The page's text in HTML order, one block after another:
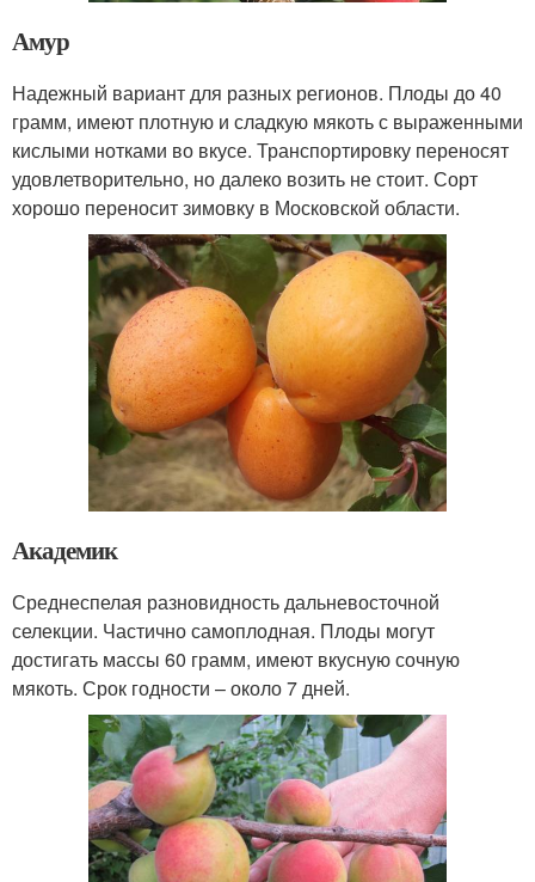
Амур
Надежный вариант для разных регионов. Плоды до 40
грамм, имеют плотную и сладкую мякоть с выраженными
кислыми нотками во вкусе. Транспортировку переносят
удовлетворительно, но далеко возить не стоит. Сорт
хорошо переносит зимовку в Московской области.
Академик
Среднеспелая разновидность дальневосточной
селекции. Частично самоплодная. Плоды могут
достигать массы 60 грамм, имеют вкусную сочную
мякоть. Срок годности – около 7 дней.